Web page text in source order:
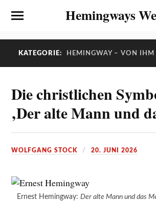
Hemingways
KATEGORIE: HEMINGWAY – VON IHM
Die christlichen
‚Der alte Mann und
WOLFGANG STOCK 20. JUNI 2026
Ernest Hemingway:Der alte Mann und das